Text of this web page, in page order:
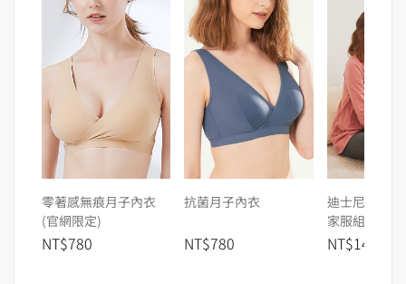
零著感無痕月子內衣
(官網限定)
NT$780
抗菌月子內衣
NT$780
迪士尼小熊
家服組
NT$1480